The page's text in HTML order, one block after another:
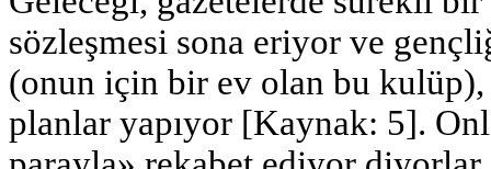
sözleşmesi sona eriyor ve
(onun için bir ev olan bu
planlar yapıyor [Kaynak: 5].